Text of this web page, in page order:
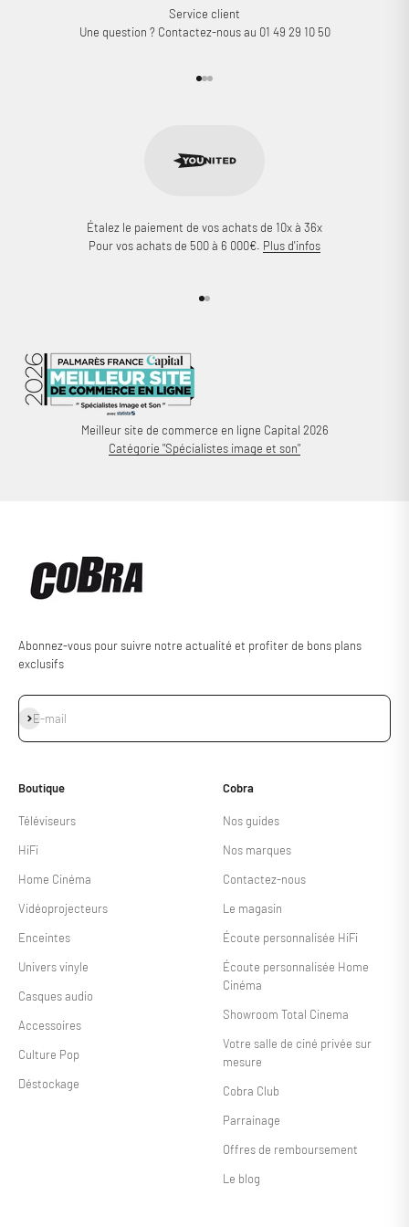
Service client
Une question ? Contactez-nous au 01 49 29 10 50
Aller à l'élément 1
Aller à l'élément 2
Aller à l'élément 3
Étalez le paiement de vos achats de 10x à 36x
Pour vos achats de 500 à 6 000€. Plus d'infos
Aller à l'élément 1
Aller à l'élément 2
Meilleur site de commerce en ligne Capital 2026
Catégorie "Spécialistes image et son"
Abonnez-vous pour suivre notre actualité et profiter de bons plans
exclusifs
E-mail
S'inscrire
Boutique
Téléviseurs
HiFi
Home Cinéma
Vidéoprojecteurs
Enceintes
Univers vinyle
Casques audio
Accessoires
Culture Pop
Déstockage
Cobra
Nos guides
Nos marques
Contactez-nous
Le magasin
Écoute personnalisée HiFi
Écoute personnalisée Home
Cinéma
Showroom Total Cinema
Votre salle de ciné privée sur
mesure
Cobra Club
Parrainage
Offres de remboursement
Le blog